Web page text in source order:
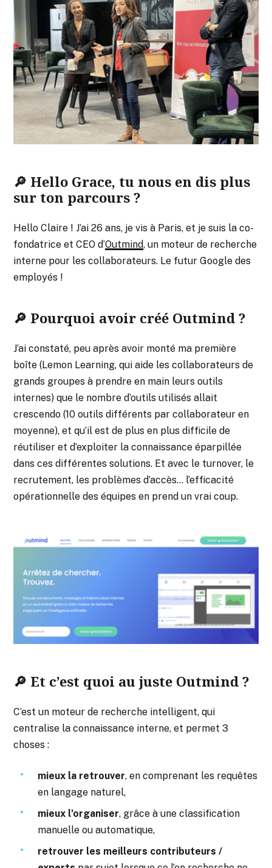
🔎 Hello Grace, tu nous en dis plus
sur ton parcours ?
Hello Claire ! J’ai 26 ans, je vis à Paris, et je suis la co-
fondatrice et CEO d’Outmind, un moteur de recherche
interne pour les collaborateurs. Le futur Google des
employés !
🔎 Pourquoi avoir créé Outmind ?
J’ai constaté, peu après avoir monté ma première
boîte (Lemon Learning, qui aide les collaborateurs de
grands groupes à prendre en main leurs outils
internes) que le nombre d’outils utilisés allait
crescendo (10 outils différents par collaborateur en
moyenne), et qu’il est de plus en plus difficile de
réutiliser et d’exploiter la connaissance éparpillée
dans ces différentes solutions. Et avec le turnover, le
recrutement, les problèmes d’accès… l’efficacité
opérationnelle des équipes en prend un vrai coup.
🔎 Et c’est quoi au juste Outmind ?
C’est un moteur de recherche intelligent, qui
centralise la connaissance interne, et permet 3
choses :
mieux la retrouver, en comprenant les requêtes
en langage naturel,
mieux l’organiser, grâce à une classification
manuelle ou automatique,
retrouver les meilleurs contributeurs /